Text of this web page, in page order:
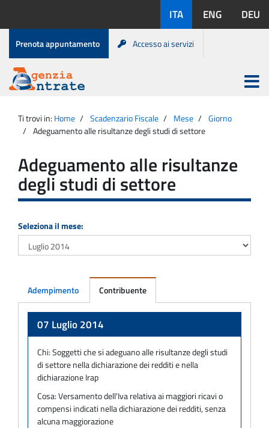
contenuto
disponibili:
ITA ENG DEU
Menu
di
servizio
Prenota appuntamento Accesso ai servizi
Agenzia
Entrate
Apri
menu
principale
Ti trovi in: Home Scadenzario Fiscale Mese
Giorno
Adeguamento alle risultanze degli studi di settore
Adeguamento alle risultanze
degli studi di settore
Seleziona il mese:
Adempimento Contribuente
07 Luglio 2014
Chi:Soggetti che si adeguano alle risultanze degli studi
di settore nella dichiarazione dei redditi e nella
dichiarazione Irap
Cosa:Versamento dell'Iva relativa ai maggiori ricavi o
compensi indicati nella dichiarazione dei redditi, senza
alcuna maggiorazione